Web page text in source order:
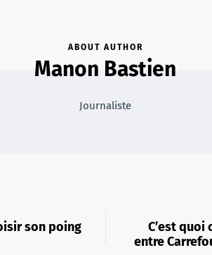
ABOUT AUTHOR
Manon Bastien
Journaliste
son poing
C’est
entre